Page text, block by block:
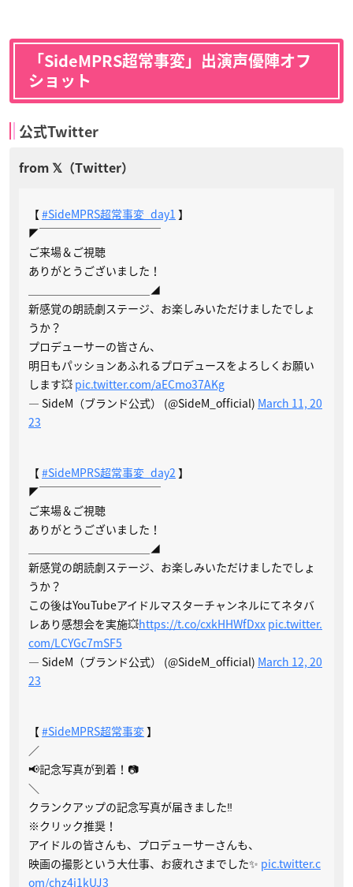
「SideMPRS超常事変」出演声優陣オフ
ショット
公式Twitter
【#SideMPRS超常事変_day1 】
◤￣￣￣￣￣￣￣￣￣￣￣
ご来場＆ご視聴
ありがとうございました！
＿＿＿＿＿＿＿＿＿＿＿◢
新感覚の朗読劇ステージ、お楽しみいただけましたでしょ
うか？
プロデューサーの皆さん、
明日もパッションあふれるプロデュースをよろしくお願い
します💥 pic.twitter.com/aECmo37AKg
— SideM（ブランド公式） (@SideM_official) March 11, 20
23
【#SideMPRS超常事変_day2 】
◤￣￣￣￣￣￣￣￣￣￣￣
ご来場＆ご視聴
ありがとうございました！
＿＿＿＿＿＿＿＿＿＿＿◢
新感覚の朗読劇ステージ、お楽しみいただけましたでしょ
うか？
この後はYouTubeアイドルマスターチャンネルにてネタバ
レあり感想会を実施💥https://t.co/cxkHHWfDxx pic.twitter.
com/LCYGc7mSF5
— SideM（ブランド公式） (@SideM_official) March 12, 20
23
【#SideMPRS超常事変】
／
📢記念写真が到着！📷
＼
クランクアップの記念写真が届きました‼️
※クリック推奨！
アイドルの皆さんも、プロデューサーさんも、
映画の撮影という大仕事、お疲れさまでした✨ pic.twitter.c
om/chz4j1kUJ3